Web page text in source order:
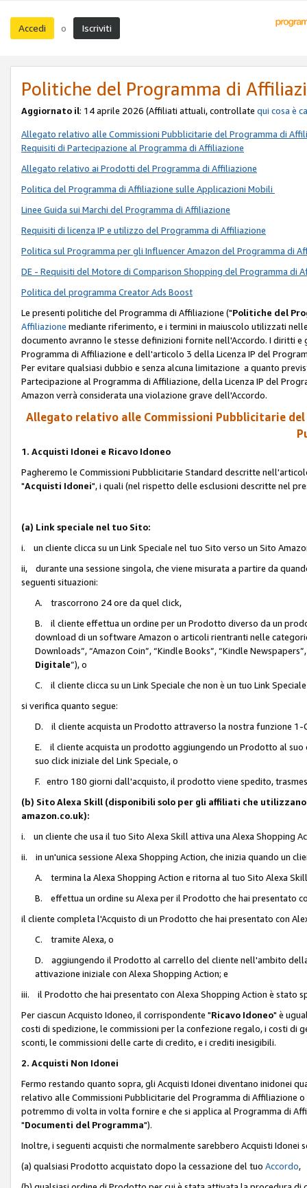
Accedi o Iscriviti
Politiche del Programma di
Aggiornato il: 14 aprile 2026 (Affiliati attuali, controllate qui cosa è
Allegato relativo alle Commissioni Pubblicitarie del Programma di
Requisiti di Partecipazione al Programma di Affiliazione
Allegato relativo ai Prodotti del Programma di Affiliazione
Politica del Programma di Affiliazione sulle Applicazioni Mobili
Linee Guida sui Marchi del Programma di Affiliazione
Requisiti di licenza IP e utilizzo del Programma di Affiliazione
Politica sul Programma per gli Influencer Amazon del Programma di
DE - Requisiti del Motore di Comparison Shopping del Programma di
Politica del programma Creator Ads Boost
Le presenti politiche del Programma di Affiliazione ("Politiche del
Affiliazione mediante riferimento, e i termini in maiuscolo utilizzati
documento avranno le stesse definizioni fornite nell'Accordo. I diritti
Programma di Affiliazione e dell'articolo 3 della Licenza IP del
Per evitare qualsiasi dubbio e senza alcuna limitazione a quanto
Partecipazione al Programma di Affiliazione, della Licenza IP del
Amazon verrà considerata una violazione grave dell'Accordo.
Allegato relativo alle Commissioni Pubblicitarie
1. Acquisti Idonei e Ricavo Idoneo
Pagheremo le Commissioni Pubblicitarie Standard descritte
"Acquisti Idonei", i quali (nel rispetto delle esclusioni descritte nel
(a) Link speciale nel tuo Sito:
i. un cliente clicca su un Link Speciale nel tuo Sito verso un Sito
ii, durante una sessione singola, che viene misurata a partire da
seguenti situazioni:
A. trascorrono 24 ore da quel click,
B. il cliente effettua un ordine per un Prodotto diverso da un
download di un software Amazon o articoli rientranti nelle categorie
Downloads”, “Amazon Coin”, “Kindle Books”, “Kindle
Digitale”), o
C. il cliente clicca su un Link Speciale che non è un tuo Link
si verifica quanto segue:
D. il cliente acquista un Prodotto attraverso la nostra funzione 1-
E. il cliente acquista un prodotto aggiungendo un Prodotto al
suo click iniziale del Link Speciale, o
F. entro 180 giorni dall'acquisto, il prodotto viene spedito,
(b) Sito Alexa Skill (disponibili solo per gli affiliati che
amazon.co.uk):
i. un cliente che usa il tuo Sito Alexa Skill attiva una Alexa Shopping
ii. in un'unica sessione Alexa Shopping Action, che inizia quando un
A. termina la Alexa Shopping Action e ritorna al tuo Sito Alexa
B. effettua un ordine su Alexa per il Prodotto che hai presentato
il cliente completa l'Acquisto di un Prodotto che hai presentato con
C. tramite Alexa, o
D. aggiungendo il Prodotto al carrello del cliente nell'ambito
attivazione iniziale con Alexa Shopping Action; e
iii. il Prodotto che hai presentato con Alexa Shopping Action è stato
Per ciascun Acquisto Idoneo, il corrispondente "Ricavo Idoneo" è
costi di spedizione, le commissioni per la confezione regalo, i costi di
sconti, le commissioni delle carte di credito, e i crediti inesigibili.
2. Acquisti Non Idonei
Fermo restando quanto sopra, gli Acquisti Idonei diventano inidonei
relativo alle Commissioni Pubblicitarie del Programma di Affiliazione
potremmo di volta in volta fornire e che si applica al Programma di
"Documenti del Programma").
Inoltre, i seguenti acquisti che normalmente sarebbero Acquisti
(a) qualsiasi Prodotto acquistato dopo la cessazione del tuo Accordo,